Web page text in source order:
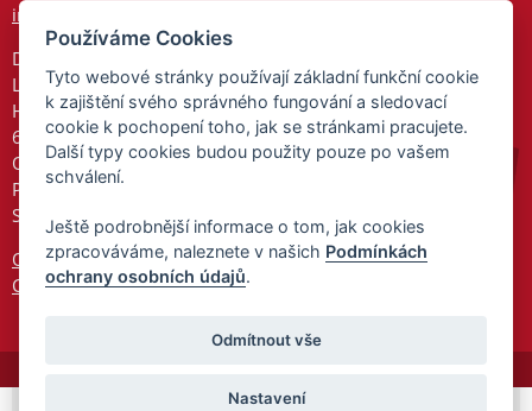
info@tajnedarky.cz
Dárkové centrum
Legionářů 2
Hodonín
695 01
Otevřeno:
Po-Pá 9-17
So 9-11:30
Ochrana osobních údajů
Cookies
Používáme Cookies
Tyto webové stránky používají základní funkční cookie
k zajištění svého správného fungování a sledovací
cookie k pochopení toho, jak se stránkami pracujete.
Další typy cookies budou použity pouze po vašem
schválení.
Ještě podrobnější informace o tom, jak cookies
zpracováváme, naleznete v našich Podmínkách
ochrany osobních údajů.
Odmítnout vše
Nastavení